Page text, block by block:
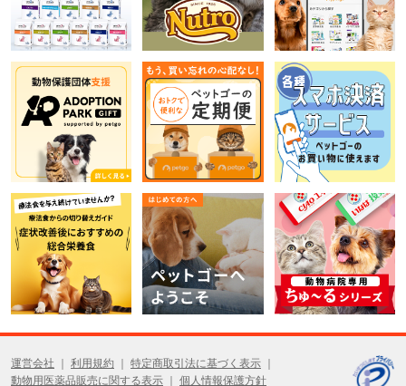
運営会社 利用規約
特定商取引法に基づく表示
動物用医薬品販売に関する表示
個人情報保護方針